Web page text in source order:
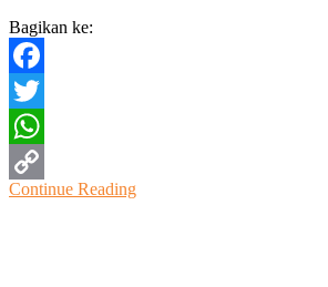
Bagikan ke:
Facebook
Twitter
WhatsApp
Copy
Continue Reading